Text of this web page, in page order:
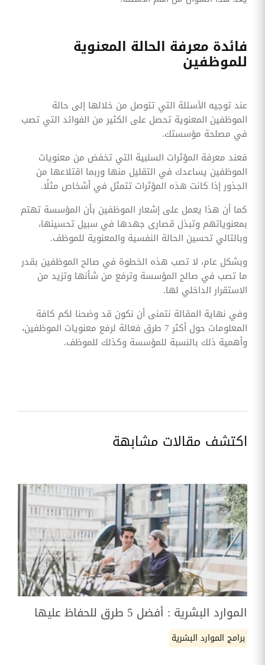
فائدة معرفة الحالة المعنوية
للموظفين
عند توجيه الأسئلة التي تتوصل من خلالها إلى حالة
الموظفين المعنوية تحصل على الكثير من الفوائد التي تصب
في مصلحة مؤسستك.
فعند معرفة المؤثرات السلبية التي تخفض من معنويات
الموظفين يساعدك في التقليل منها وربما اقتلاعها من
الجذور إذا كانت هذه المؤثرات تتمثل في أشخاص مثلًا.
كما أن هذا يعمل على إشعار الموظفين بأن المؤسسة تهتم
بمعنوياتهم وتبذل قصارى جهدها في سبيل تحسينها،
وبالتالي تحسين الحالة النفسية والمعنوية للموظف.
وبشكل عام، لا تصب هذه الخطوة في صالح الموظفين بقدر
ما تصب في صالح المؤسسة وترفع من شأنها وتزيد من
الاستقرار الداخلي لها.
وفي نهاية المقالة نتمنى أن نكون قد وضحنا لكم كافة
المعلومات حول أكثر 7 طرق فعالة لرفع معنويات الموظفين،
وأهمية ذلك بالنسبة للمؤسسة وكذلك للموظف.
اكتشف مقالات مشابهة
الموارد البشرية : أفضل 5 طرق للحفاظ عليها
برامج الموارد البشرية